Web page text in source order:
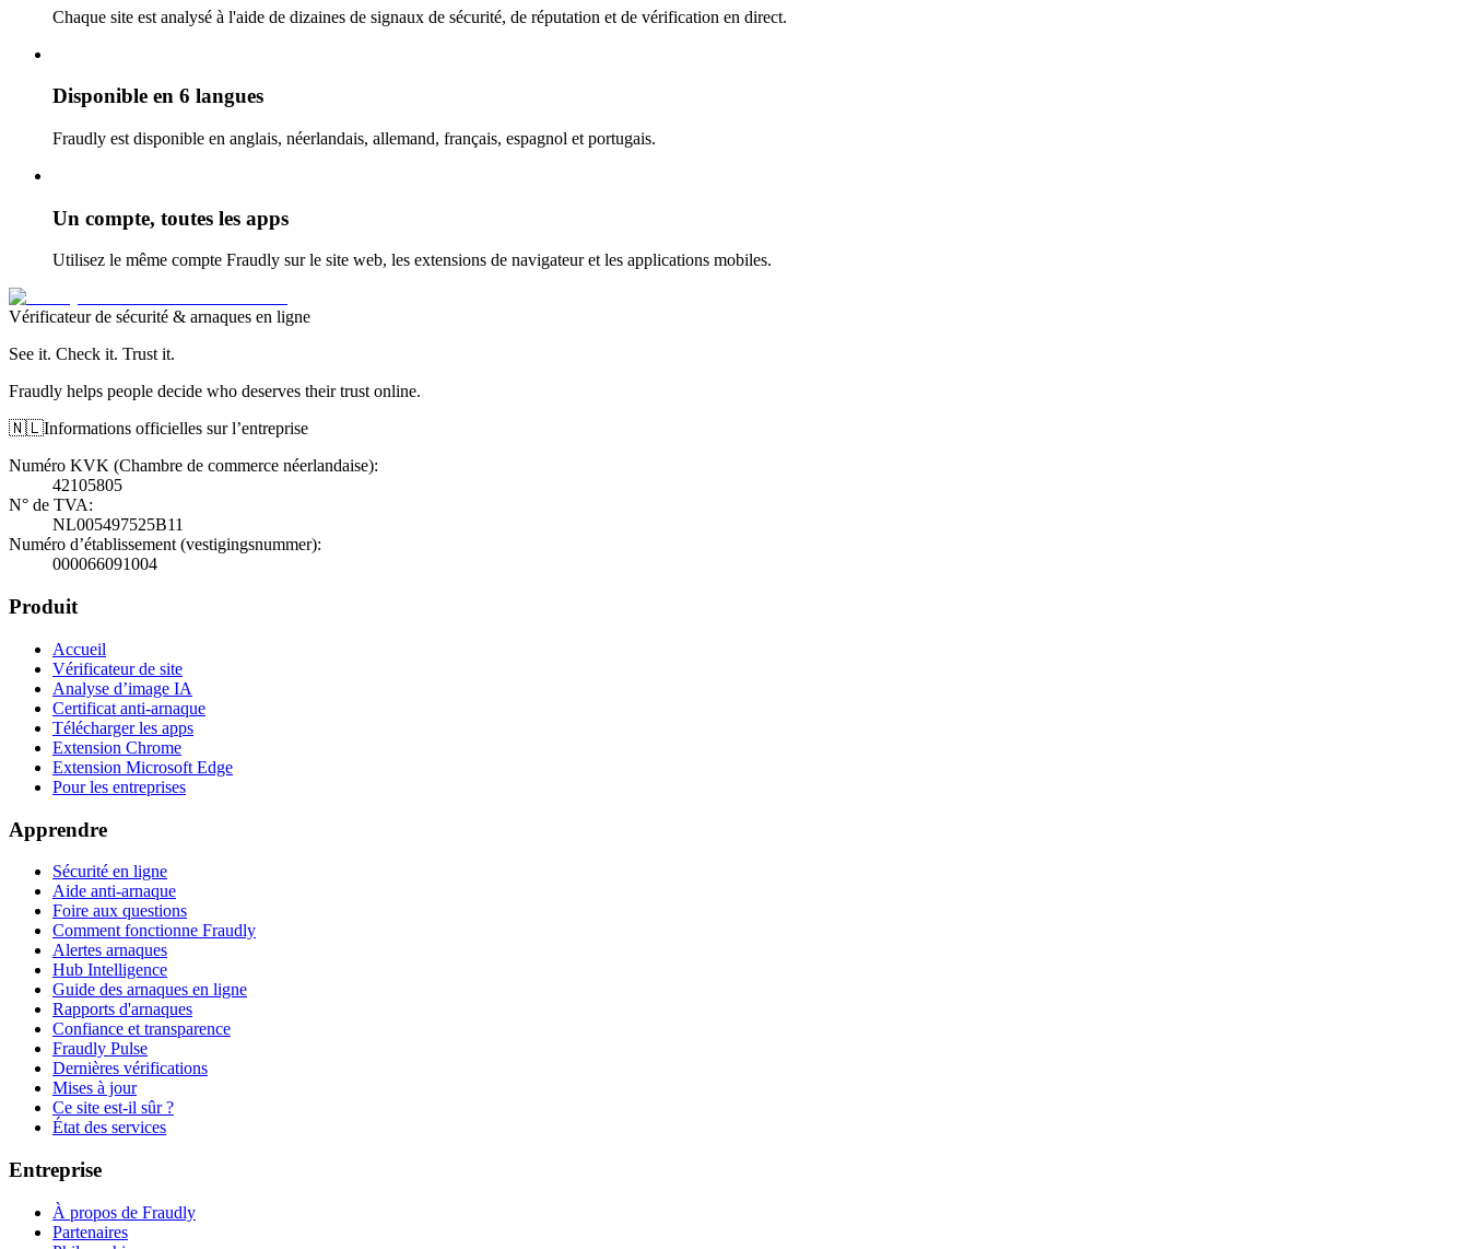
Chaque site est analysé à l'aide de dizaines de signaux de sécurité, de réputation et de vérification en direct.
Disponible en 6 langues
Fraudly est disponible en anglais, néerlandais, allemand, français, espagnol et portugais.
Un compte, toutes les apps
Utilisez le même compte Fraudly sur le site web, les extensions de navigateur et les applications mobiles.
Vérificateur de sécurité & arnaques en ligne
See it. Check it. Trust it.
Fraudly helps people decide who deserves their trust online.
🇳🇱Informations officielles sur l’entreprise
Numéro KVK (Chambre de commerce néerlandaise):
42105805
N° de TVA:
NL005497525B11
Numéro d’établissement (vestigingsnummer):
000066091004
Produit
Accueil
Vérificateur de site
Analyse d’image IA
Certificat anti-arnaque
Télécharger les apps
Extension Chrome
Extension Microsoft Edge
Pour les entreprises
Apprendre
Sécurité en ligne
Aide anti-arnaque
Foire aux questions
Comment fonctionne Fraudly
Alertes arnaques
Hub Intelligence
Guide des arnaques en ligne
Rapports d'arnaques
Confiance et transparence
Fraudly Pulse
Dernières vérifications
Mises à jour
Ce site est-il sûr ?
État des services
Entreprise
À propos de Fraudly
Partenaires